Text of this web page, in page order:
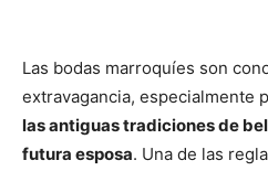
Las bodas marroquíes son
extravagancia, especialmente
las antiguas tradiciones de
futura esposa. Una de las